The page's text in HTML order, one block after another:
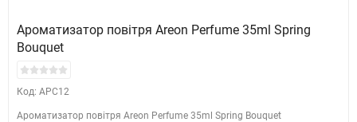
Ароматизатор повітря Areon Perfume 35ml Spring
Bouquet
Код: APC12
Ароматизатор повітря Areon Perfume 35ml Spring Bouquet